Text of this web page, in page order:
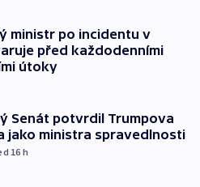
ministr po incidentu v
před každodenními
útoky
Senát potvrdil Trumpova
jako ministra spravedlnosti
16 h